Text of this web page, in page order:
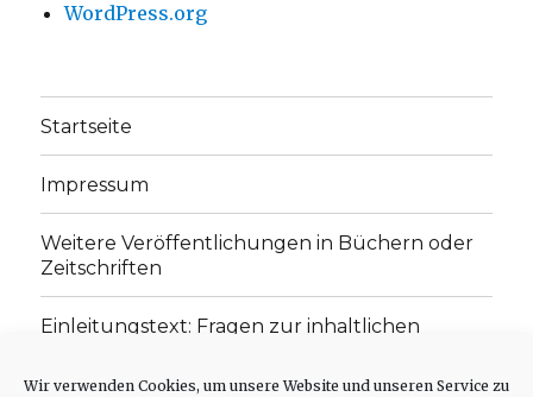
Wir verwenden Cookies, um unsere Website und unseren Service zu
WordPress.org
Startseite
Impressum
Weitere Veröffentlichungen in Büchern oder
Zeitschriften
Einleitungstext: Fragen zur inhaltlichen
„schwachen Glaubens“